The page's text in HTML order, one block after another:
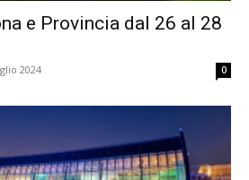
e Provincia dal 26 al 28
2024 0